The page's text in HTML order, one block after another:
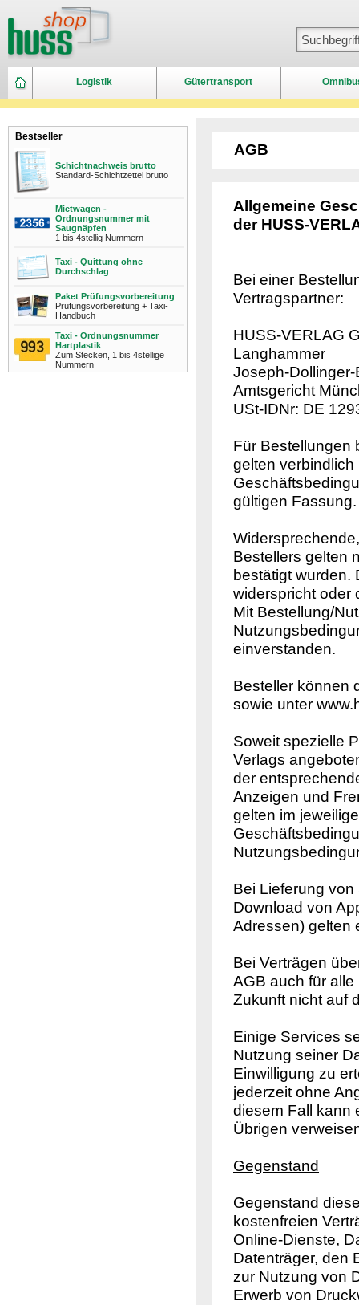
Logistik Gütertransport
Bestseller
Schichtnachweis brutto
Standard-Schichtzettel brutto
Mietwagen -
Ordnungsnummer mit
Saugnäpfen
1 bis 4stellig Nummern
Taxi - Quittung ohne
Durchschlag
Paket Prüfungsvorbereitung
Prüfungsvorbereitung + Taxi-
Handbuch
Taxi - Ordnungsnummer
Hartplastik
Zum Stecken, 1 bis 4stellige
Nummern
AGB
Allgemeine
der HUSS-
Bei einer
Vertragspartner:
HUSS-VERLAG
Langhammer
Joseph-
Amtsgericht
USt-IDNr: DE
Für Bestellungen
gelten
gültigen Fassung.
Bestellers gelten
bestätigt wurden.
widerspricht oder
Mit Bestellung/
einverstanden.
Besteller können
sowie unter
Soweit spezielle
Verlags
der
Anzeigen und
gelten im
Bei Lieferung
Download von
Adressen) gelten
Bei Verträgen
AGB auch für
Zukunft nicht auf
Einige Services
Nutzung seiner
Einwilligung zu
jederzeit ohne
diesem Fall kann
Übrigen
Gegenstand
Gegenstand
kostenfreien
Online-Dienste,
Datenträger, den
zur Nutzung von
Erwerb von